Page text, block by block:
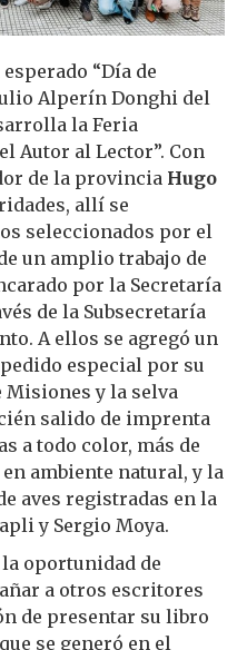
“Día de
Alperín Donghi del
la Feria
Autor al Lector”. Con
de la provincia Hugo
allí se
seleccionados por el
un amplio trabajo de
por la Secretaría
de la Subsecretaría
A ellos se agregó un
especial por su
Misiones y la selva
salido de imprenta
a todo color, más de
ambiente natural, y la
aves registradas en la
y Sergio Moya.
oportunidad de
a otros escritores
de presentar su libro
se generó en el